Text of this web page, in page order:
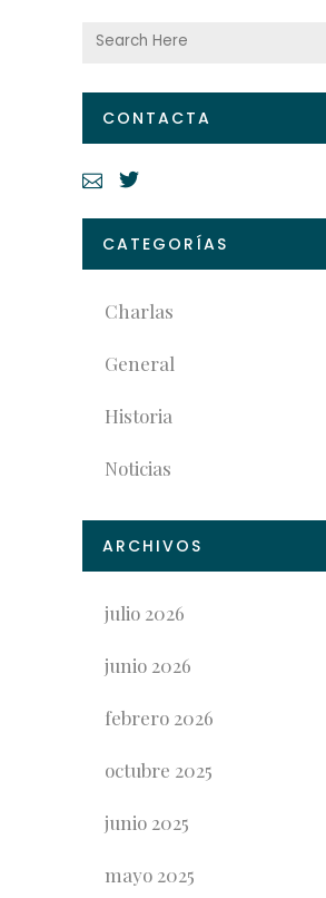
CONTACTA
CATEGORÍAS
Charlas
General
Historia
Noticias
ARCHIVOS
julio 2026
junio 2026
febrero 2026
octubre 2025
junio 2025
mayo 2025